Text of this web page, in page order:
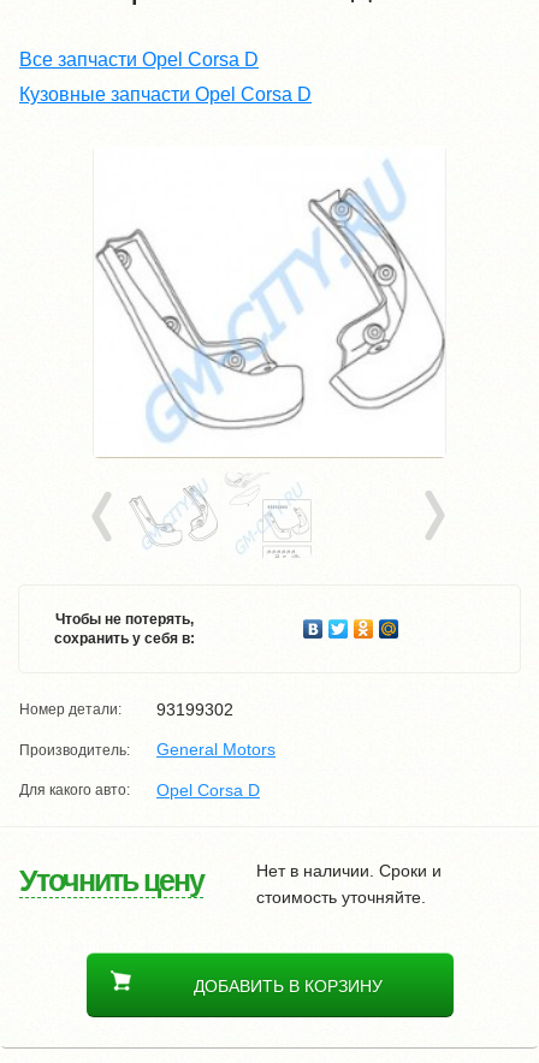
Все запчасти Opel Corsa D
Кузовные запчасти Opel Corsa D
Чтобы не потерять,
сохранить у себя в:
Номер детали: 93199302
Производитель: General Motors
Для какого авто: Opel Corsa D
Уточнить цену
Нет в наличии. Сроки и
стоимость уточняйте.
ДОБАВИТЬ В КОРЗИНУ